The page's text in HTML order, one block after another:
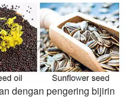
dengan pengering bijirin